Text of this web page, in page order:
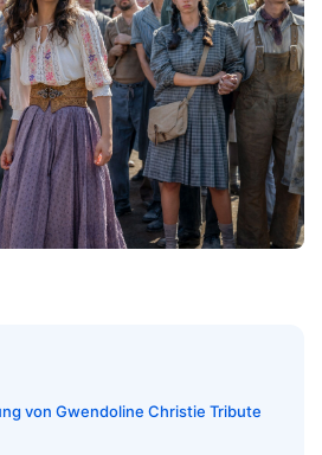
von Gwendoline Christie Tribute